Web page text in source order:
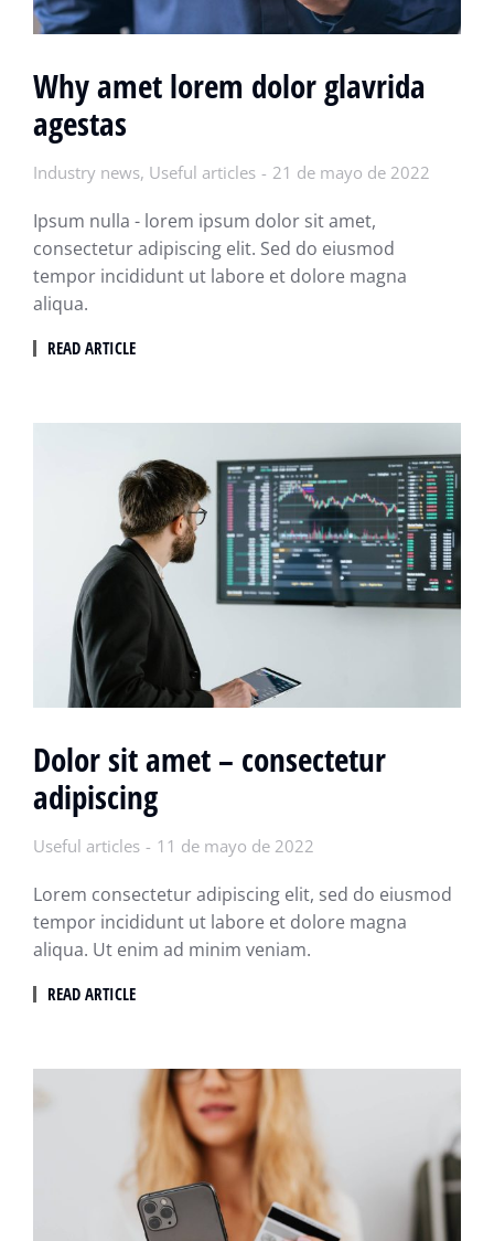
Why amet lorem dolor glavrida
agestas
Industry news, Useful articles 21 de mayo de 2022
Ipsum nulla - lorem ipsum dolor sit amet,
consectetur adipiscing elit. Sed do eiusmod
tempor incididunt ut labore et dolore magna
aliqua.
READ ARTICLE
Dolor sit amet – consectetur
adipiscing
Useful articles 11 de mayo de 2022
Lorem consectetur adipiscing elit, sed do eiusmod
tempor incididunt ut labore et dolore magna
aliqua. Ut enim ad minim veniam.
READ ARTICLE